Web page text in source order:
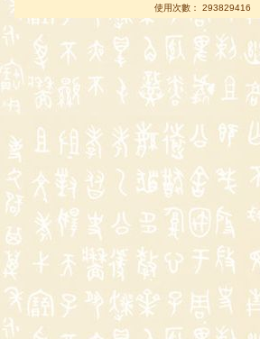
使用次數： 293829416